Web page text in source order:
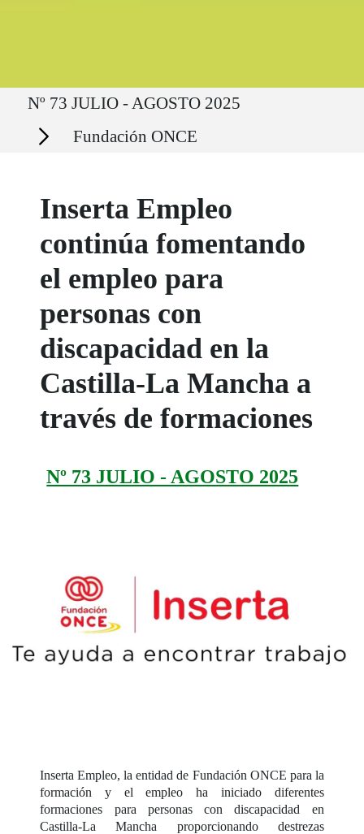
Ruta del sitio
Nº 73 JULIO - AGOSTO 2025
Secciones Fundación ONCE
Inserta Empleo
continúa fomentando
el empleo para
personas con
discapacidad en la
Castilla-La Mancha a
través de formaciones
Nº 73 JULIO - AGOSTO 2025
Inserta Empleo, la entidad de Fundación ONCE para la
formación y el empleo ha iniciado diferentes
formaciones para personas con discapacidad en
Castilla-La Mancha proporcionando destrezas